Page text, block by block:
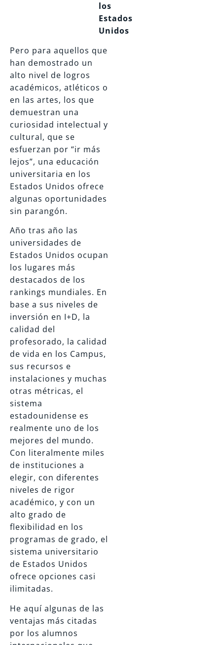
los
Estados
Unidos
Pero para aquellos que
han demostrado un
alto nivel de logros
académicos, atléticos o
en las artes, los que
demuestran una
curiosidad intelectual y
cultural, que se
esfuerzan por “ir más
lejos”, una educación
universitaria en los
Estados Unidos ofrece
algunas oportunidades
sin parangón.
Año tras año las
universidades de
Estados Unidos ocupan
los lugares más
destacados de los
rankings mundiales. En
base a sus niveles de
inversión en I+D, la
calidad del
profesorado, la calidad
de vida en los Campus,
sus recursos e
instalaciones y muchas
otras métricas, el
sistema
estadounidense es
realmente uno de los
mejores del mundo.
Con literalmente miles
de instituciones a
elegir, con diferentes
niveles de rigor
académico, y con un
alto grado de
flexibilidad en los
programas de grado, el
sistema universitario
de Estados Unidos
ofrece opciones casi
ilimitadas.
He aquí algunas de las
ventajas más citadas
por los alumnos